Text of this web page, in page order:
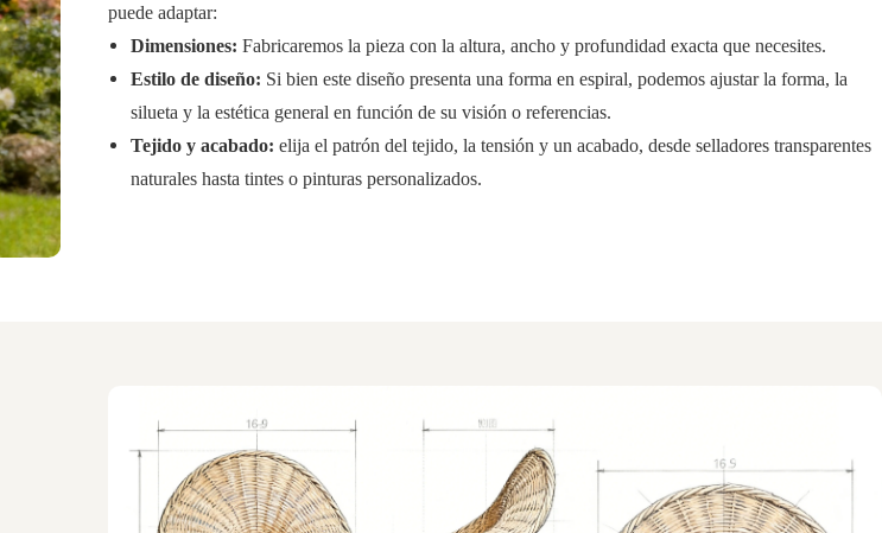
puede adaptar:
Dimensiones: ​ Fabricaremos la pieza con la altura, ancho y profundidad exacta que necesites.
Estilo de diseño: Si bien este diseño presenta una forma en espiral, podemos ajustar la forma, la
silueta y la estética general en función de su visión o referencias.
Tejido y acabado: elija el patrón del tejido, la tensión y un acabado, desde selladores transparentes
naturales hasta tintes o pinturas personalizados.